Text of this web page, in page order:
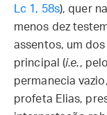
Lc 1, 58s), quer
menos dez
assentos, um
principal (i.e.,
permanecia
profeta Elias,